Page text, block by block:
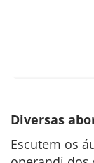
Diversas
Escutem os